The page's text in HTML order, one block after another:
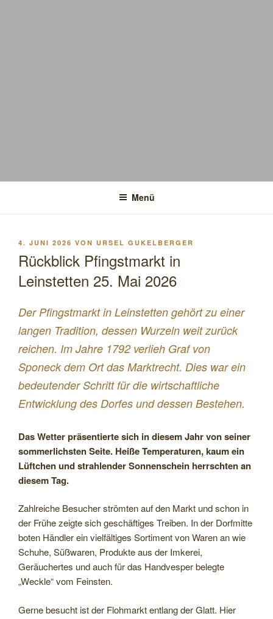
Menü
VERÖFFENTLICHT
4. JUNI 2026 VON URSEL GUKELBERGER
Rückblick Pfingstmarkt in
Leinstetten 25. Mai 2026
Der Pfingstmarkt in Leinstetten gehört zu einer
langen Tradition, dessen Wurzeln weit zurück
reichen. Im Jahre 1792 verlieh Graf von
Sponeck dem Ort das Marktrecht. Dies war ein
bedeutender Schritt für die wirtschaftliche
Entwicklung des Dorfes und dessen Bestehen.
Das Wetter präsentierte sich in diesem Jahr von seiner
sommerlichsten Seite. Heiße Temperaturen, kaum ein
Lüftchen und strahlender Sonnenschein herrschten an
diesem Tag.
Zahlreiche Besucher strömten auf den Markt und schon in
der Frühe zeigte sich geschäftiges Treiben. In der Dorfmitte
boten Händler ein vielfältiges Sortiment von Waren an wie
Schuhe, Süßwaren, Produkte aus der Imkerei,
Geräuchertes und auch für das Handvesper belegte
„Weckle“ vom Feinsten.
Gerne besucht ist der Flohmarkt entlang der Glatt. Hier